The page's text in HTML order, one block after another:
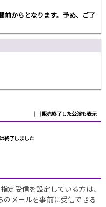
前からとなります。予め、ご了
販売終了した公演も表示
終了しました
定受信を設定している方は、
メールを事前に受信できる